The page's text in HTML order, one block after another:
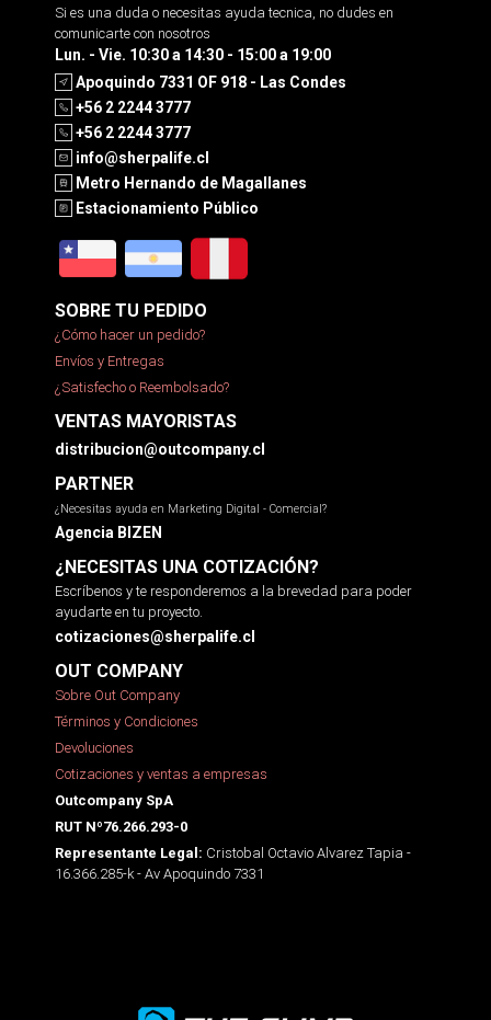
Si es una duda o necesitas ayuda tecnica, no dudes en
comunicarte con nosotros
Lun. - Vie. 10:30 a 14:30 - 15:00 a 19:00
Apoquindo 7331 OF 918 - Las Condes
+56 2 2244 3777
+56 2 2244 3777
info@sherpalife.cl
Metro Hernando de Magallanes
Estacionamiento Público
SOBRE TU PEDIDO
¿Cómo hacer un pedido?
Envíos y Entregas
¿Satisfecho o Reembolsado?
VENTAS MAYORISTAS
distribucion@outcompany.cl
PARTNER
¿Necesitas ayuda en Marketing Digital - Comercial?
Agencia BIZEN
¿NECESITAS UNA COTIZACIÓN?
Escríbenos y te responderemos a la brevedad para poder
ayudarte en tu proyecto.
cotizaciones@sherpalife.cl
OUT COMPANY
Sobre Out Company
Términos y Condiciones
Devoluciones
Cotizaciones y ventas a empresas
Outcompany SpA
RUT Nº76.266.293-0
Representante Legal: Cristobal Octavio Alvarez Tapia -
16.366.285-k - Av Apoquindo 7331